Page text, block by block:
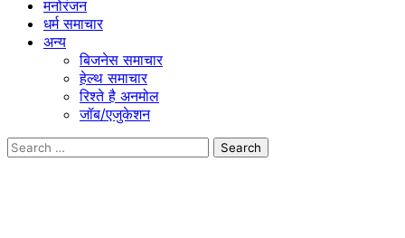
मनोरंजन
धर्म समाचार
अन्य
बिजनेस समाचार
हेल्थ समाचार
रिश्ते है अनमोल
जॉब/एजुकेशन
Search